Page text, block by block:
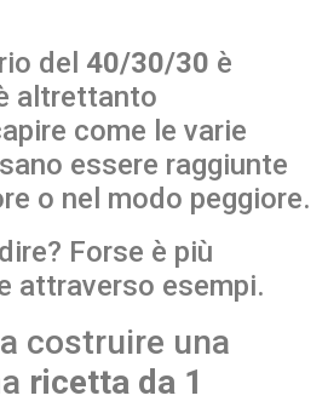
del 40/30/30 è
altrettanto
come le varie
essere raggiunte
o nel modo peggiore.
Forse è più
attraverso esempi.
costruire una
ricetta da 1